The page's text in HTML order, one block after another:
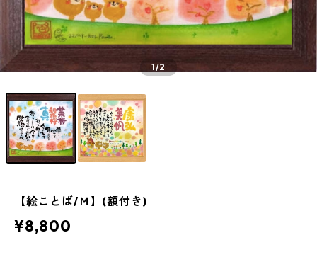
1/2
【絵ことば/Ｍ】(額付き)
¥8,800